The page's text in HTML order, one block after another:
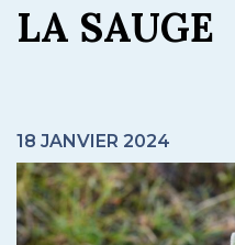
LA SAUGE
18 JANVIER 2024